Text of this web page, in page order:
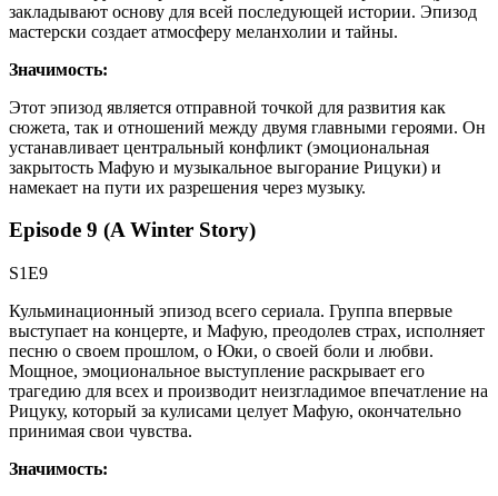
закладывают основу для всей последующей истории. Эпизод
мастерски создает атмосферу меланхолии и тайны.
Значимость:
Этот эпизод является отправной точкой для развития как
сюжета, так и отношений между двумя главными героями. Он
устанавливает центральный конфликт (эмоциональная
закрытость Мафую и музыкальное выгорание Рицуки) и
намекает на пути их разрешения через музыку.
Episode 9 (A Winter Story)
S1E9
Кульминационный эпизод всего сериала. Группа впервые
выступает на концерте, и Мафую, преодолев страх, исполняет
песню о своем прошлом, о Юки, о своей боли и любви.
Мощное, эмоциональное выступление раскрывает его
трагедию для всех и производит неизгладимое впечатление на
Рицуку, который за кулисами целует Мафую, окончательно
принимая свои чувства.
Значимость: